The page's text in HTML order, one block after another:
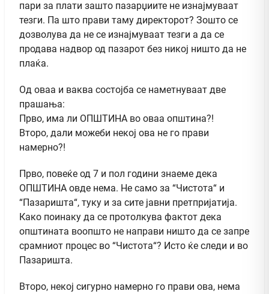
пари за плати зашто пазарџиите не изнајмуваат
тезги. Па што прави таму директорот? Зошто се
дозволува да не се изнајмуваат тезги а да се
продава надвор од пазарот без никој ништо да не
плаќа.
Од оваа и ваква состојба се наметнуваат две
прашања:
Прво, има ли ОПШТИНА во оваа општина?!
Второ, дали можеби некој ова не го прави
намерно?!
Прво, повеќе од 7 и пол години знаеме дека
ОПШТИНА овде нема. Не само за “Чистота“ и
“Пазаришта“, туку и за сите јавни претпријатија.
Како поинаку да се протолкува фактот дека
општината воопшто не направи ништо да се запре
срамниот процес во “Чистота“? Исто ќе следи и во
Пазаришта.
Второ, некој сигурно намерно го прави ова, нема